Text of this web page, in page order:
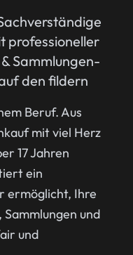
professioneller
Sammlungen-
den fildern
Beruf. Aus
mit viel Herz
17 Jahren
ein
ermöglicht, Ihre
und
und